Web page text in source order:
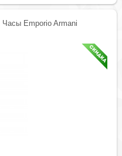
Часы Emporio Armani